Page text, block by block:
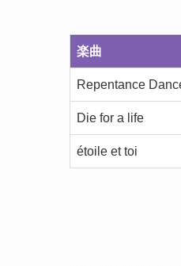
楽曲
Repentance
Die for a life
étoile et toi